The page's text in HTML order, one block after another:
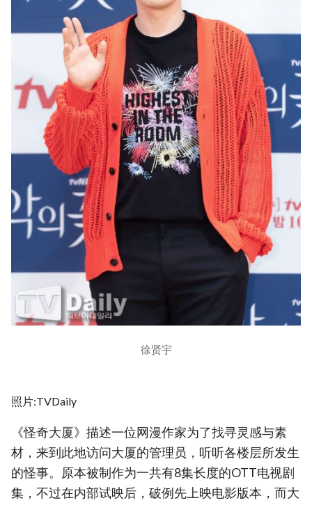
徐贤宇
照片:TVDaily
《怪奇大厦》描述一位网漫作家为了找寻灵感与素
材，来到此地访问大厦的管理员，听听各楼层所发生
的怪事。原本被制作为一共有8集长度的OTT电视剧
集，不过在内部试映后，破例先上映电影版本，而大